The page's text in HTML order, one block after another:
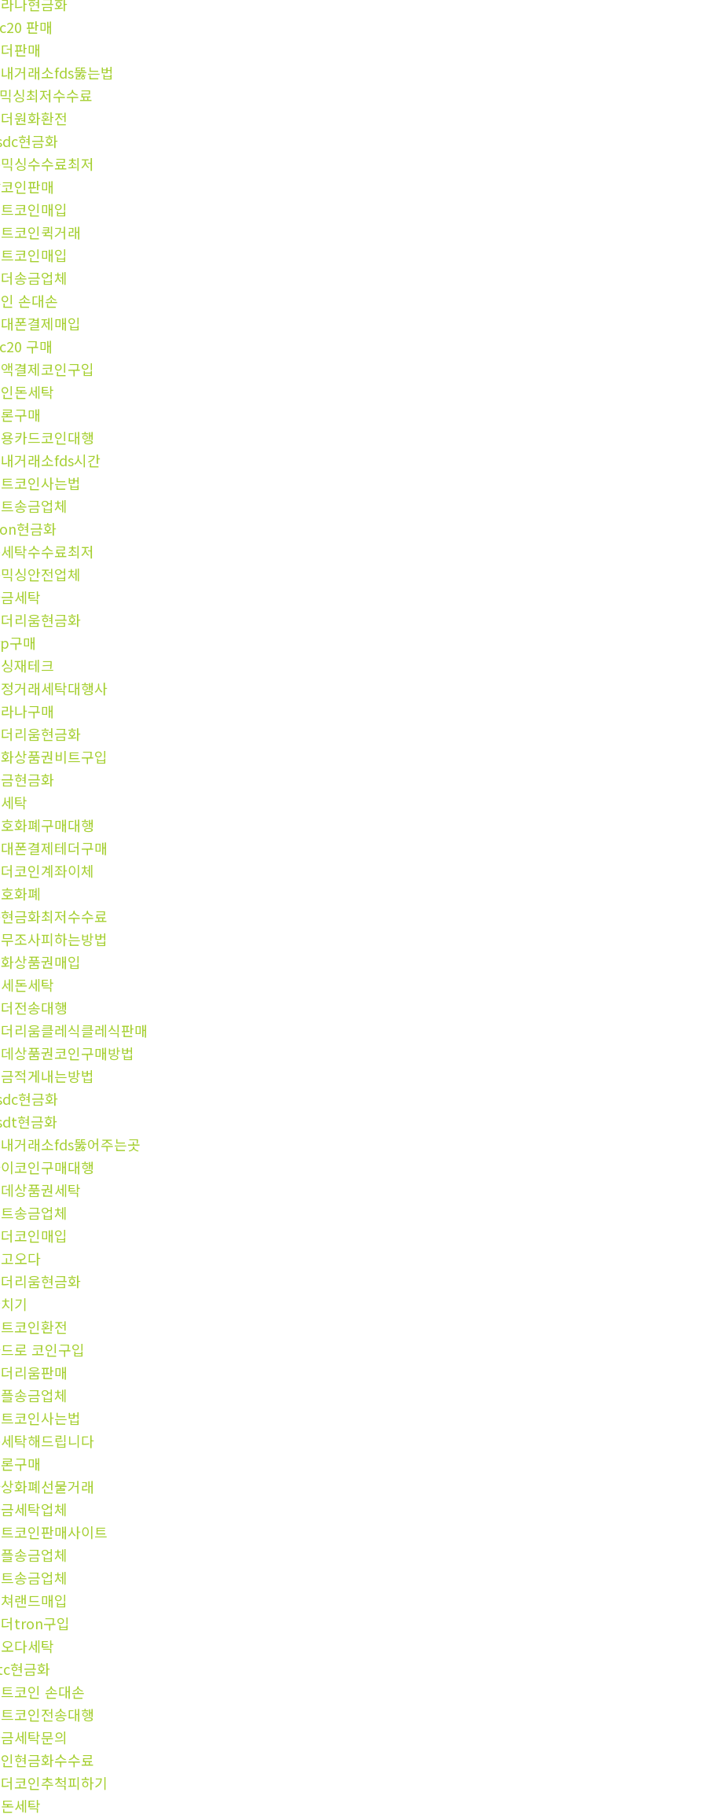
판매
판매
거래소fds뚫는법
싱최저수수료
원화환전
현금화
싱수수료최저
인판매
코인매입
코인퀵거래
코인매입
송금업체
손대손
폰결제매입
구매
결제코인구입
돈세탁
구매
카드코인대행
거래소fds시간
코인사는법
송금업체
현금화
탁수수료최저
싱안전업체
세탁
리움현금화
구매
재테크
거래세탁대행사
나구매
리움현금화
상품권비트구입
현금화
탁
화폐구매대행
폰결제테더구매
코인계좌이체
화폐
금화최저수수료
조사피하는방법
상품권매입
돈세탁
전송대행
리움클레식클레식판매
상품권코인구매방법
적게내는방법
현금화
현금화
거래소fds뚫어주는곳
코인구매대행
상품권세탁
송금업체
코인매입
오다
리움현금화
기
코인환전
로 코인구입
리움판매
송금업체
코인사는법
탁해드립니다
구매
화폐선물거래
세탁업체
코인판매사이트
송금업체
송금업체
랜드매입
tron구입
다세탁
현금화
코인 손대손
코인전송대행
세탁문의
현금화수수료
코인추척피하기
세탁